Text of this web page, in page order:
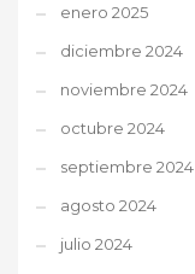
enero 2025
diciembre 2024
noviembre 2024
octubre 2024
septiembre 2024
agosto 2024
julio 2024